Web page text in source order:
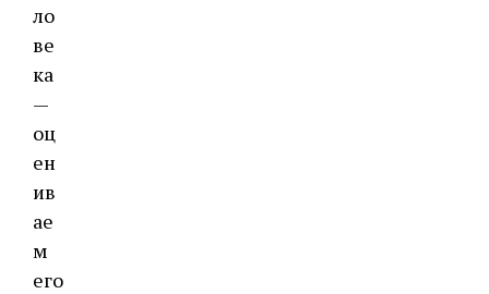
ло
ве
ка
—
оц
ен
ив
ае
м
его